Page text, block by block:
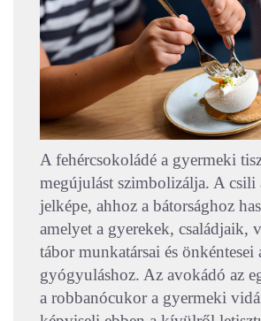
A fehércsokoládé a gyermeki
megújulást szimbolizálja. A csili
jelképe, ahhoz a bátorsághoz
amelyet a gyerekek, családjaik,
tábor munkatársai és önkéntesei
gyógyuláshoz. Az avokádó az
a robbanócukor a gyermeki